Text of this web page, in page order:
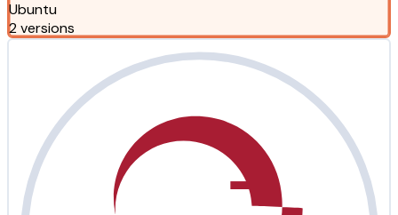
Ubuntu
2 versions